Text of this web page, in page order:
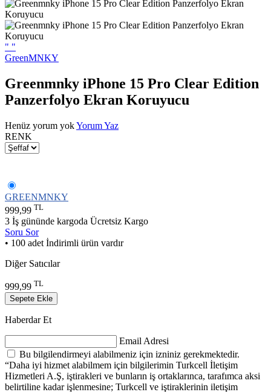
" "
GreenMNKY
Greenmnky iPhone 15 Pro Clear Edition
Panzerfolyo Ekran Koruyucu
Henüz yorum yokYorum Yaz
RENK
GREENMNKY
999,99 TL
3 İş gününde kargoda Ücretsiz Kargo
Soru Sor
• 100 adet İndirimli ürün vardır
Diğer Satıcılar
999,99 TL
Sepete Ekle
Haberdar Et
Email Adresi
Bu bilgilendirmeyi alabilmeniz için izniniz gerekmektedir.
“Daha iyi hizmet alabilmem için bilgilerimin Turkcell İletişim
Hizmetleri A.Ş, iştirakleri ve bunların iş ortaklarınca, tarafımca aksi
belirtiline kadar işlenmesine; Turkcell ve iştiraklerinin iletişim